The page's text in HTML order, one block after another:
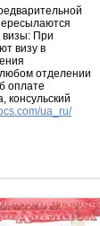
визы: При
визу в
отделении
оплате
консульский
ua_ru/